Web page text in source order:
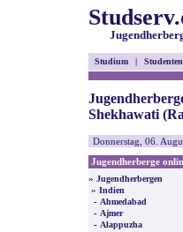
Studium |
Shekhawati
Donnerstag, 06.
Jugendherberge
» Jugendherbergen
» Indien
- Ahmedabad
- Ajmer
- Alappuzha